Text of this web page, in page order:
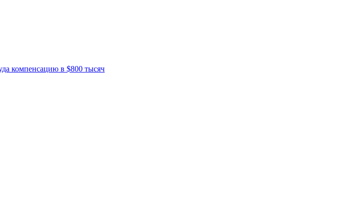
компенсацию в $800 тысяч